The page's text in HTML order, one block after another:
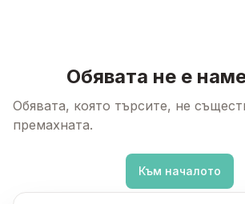
Обявата не е
Обявата, която търсите, не
премахната.
Към началото